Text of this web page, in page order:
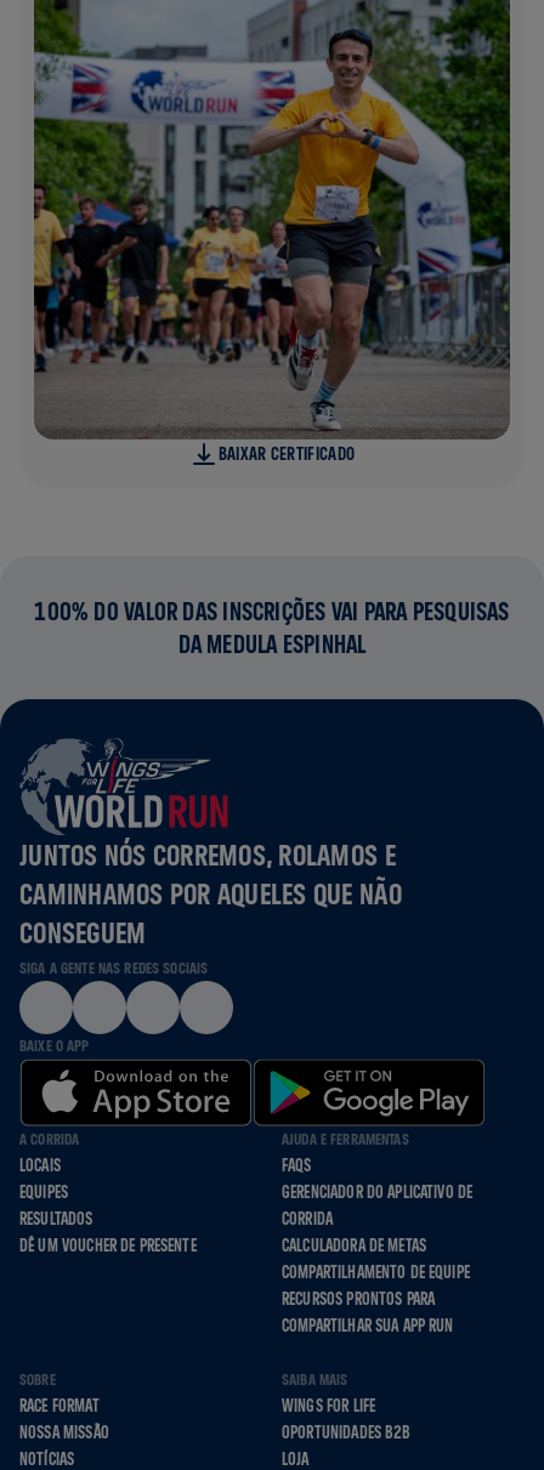
BAIXAR CERTIFICADO
100% DO VALOR DAS INSCRIÇÕES VAI PARA PESQUISAS
DA MEDULA ESPINHAL
JUNTOS NÓS CORREMOS, ROLAMOS E
CAMINHAMOS POR AQUELES QUE NÃO
CONSEGUEM
SIGA A GENTE NAS REDES SOCIAIS
BAIXE O APP
A CORRIDA
LOCAIS
EQUIPES
RESULTADOS
DÊ UM VOUCHER DE PRESENTE
AJUDA E FERRAMENTAS
FAQS
GERENCIADOR DO APLICATIVO DE
CORRIDA
CALCULADORA DE METAS
COMPARTILHAMENTO DE EQUIPE
RECURSOS PRONTOS PARA
COMPARTILHAR SUA APP RUN
SOBRE
RACE FORMAT
NOSSA MISSÃO
NOTÍCIAS
SAIBA MAIS
WINGS FOR LIFE
OPORTUNIDADES B2B
LOJA